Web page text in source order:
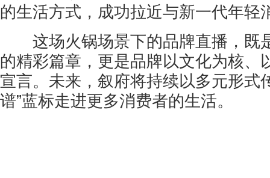
的生活方式，成功拉近与新一代年轻
这场火锅场景下的品牌直播，既
的精彩篇章，更是品牌以文化为核、
宣言。未来，叙府将持续以多元形式
谱”蓝标走进更多消费者的生活。